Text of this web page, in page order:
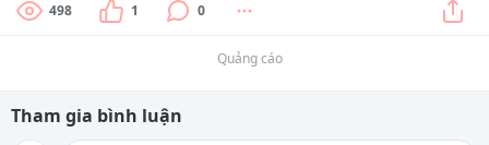
498 1 0
Quảng cáo
Tham gia bình luận